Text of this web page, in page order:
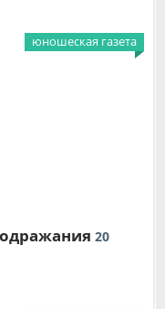
юношеская газета
20